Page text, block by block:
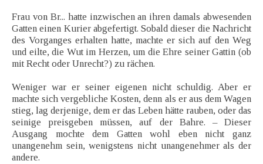
Frau von Br... hatte inzwischen an ihren damals abwesenden
Gatten einen Kurier abgefertigt. Sobald dieser die Nachricht
des Vorganges erhalten hatte, machte er sich auf den Weg
und eilte, die Wut im Herzen, um die Ehre seiner Gattin (ob
mit Recht oder Unrecht?) zu rächen.
Weniger war er seiner eigenen nicht schuldig. Aber er
machte sich vergebliche Kosten, denn als er aus dem Wagen
stieg, lag derjenige, dem er das Leben hätte rauben, oder das
seinige preisgeben müssen, auf der Bahre. – Dieser
Ausgang mochte dem Gatten wohl eben nicht ganz
unangenehm sein, wenigstens nicht unangenehmer als der
andere.